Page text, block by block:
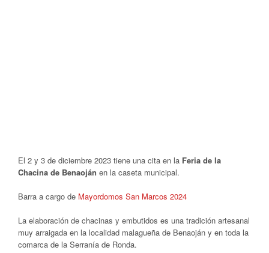
El 2 y 3 de diciembre 2023 tiene una cita en la Feria de la
Chacina de Benaoján en la caseta municipal.
Barra a cargo de Mayordomos San Marcos 2024
La elaboración de chacinas y embutidos es una tradición artesanal
muy arraigada en la localidad malagueña de Benaoján y en toda la
comarca de la Serranía de Ronda.